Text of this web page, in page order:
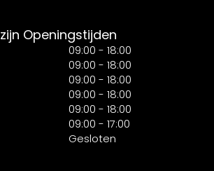
Openingstijden
09:00 - 18:00
09:00 - 18:00
09:00 - 18:00
09:00 - 18:00
09:00 - 18:00
09:00 - 17:00
Gesloten